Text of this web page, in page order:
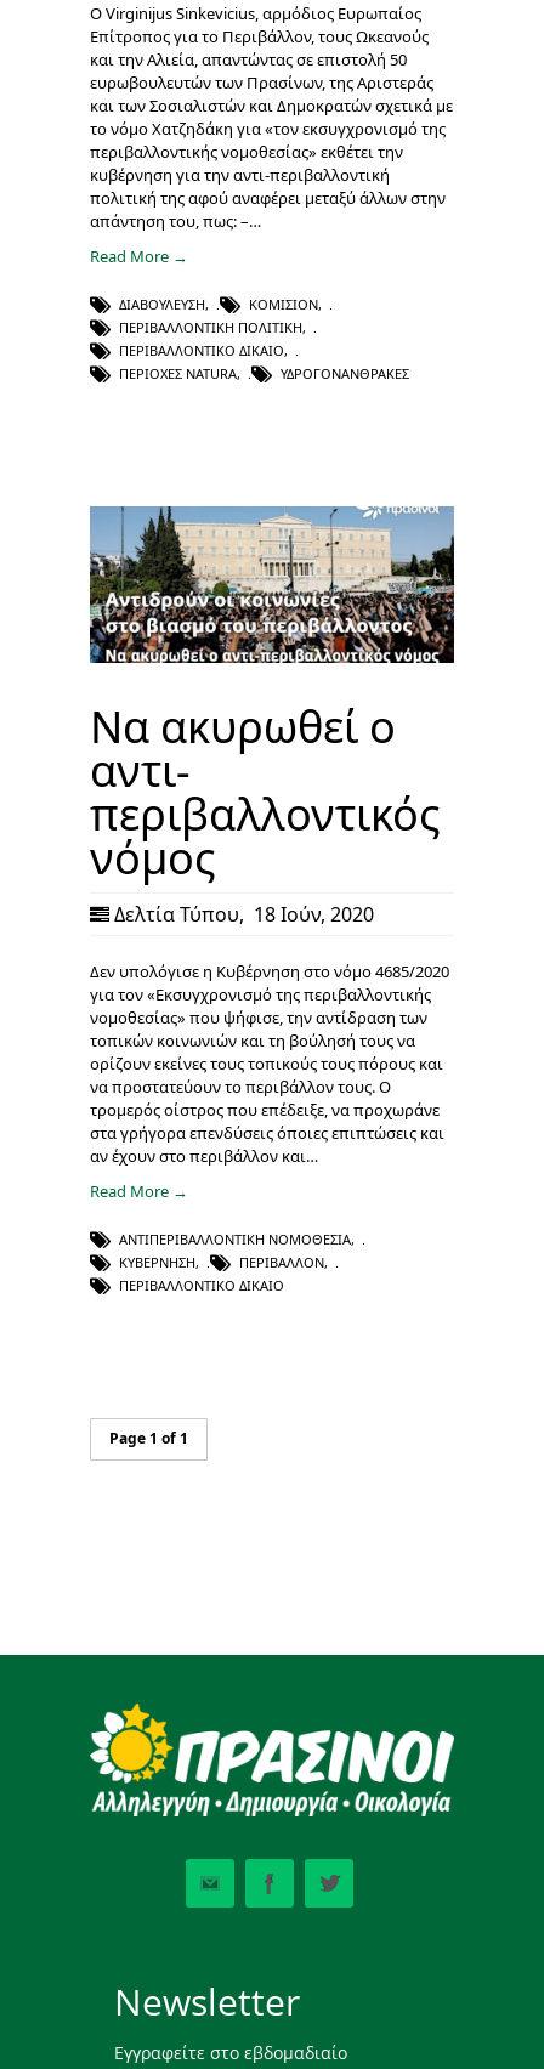
Ο Virginijus Sinkevicius, αρμόδιος Ευρωπαίος
Επίτροπος για το Περιβάλλον, τους Ωκεανούς
και την Αλιεία, απαντώντας σε επιστολή 50
ευρωβουλευτών των Πρασίνων, της Αριστεράς
και των Σοσιαλιστών και Δημοκρατών σχετικά με
το νόμο Χατζηδάκη για «τον εκσυγχρονισμό της
περιβαλλοντικής νομοθεσίας» εκθέτει την
κυβέρνηση για την αντι-περιβαλλοντική
πολιτική της αφού αναφέρει μεταξύ άλλων στην
απάντηση του, πως: –…
Read More →
ΔΙΑΒΟΎΛΕΥΣΗ, ΚΟΜΙΣΙΌΝ,
ΠΕΡΙΒΑΛΛΟΝΤΙΚΉ ΠΟΛΙΤΙΚΉ,
ΠΕΡΙΒΑΛΛΟΝΤΙΚΌ ΔΊΚΑΙΟ,
ΠΕΡΙΟΧΈΣ NATURA, ΥΔΡΟΓΟΝΆΝΘΡΑΚΕΣ
Να ακυρωθεί ο
αντι-
περιβαλλοντικός
νόμος
Δελτία Τύπου, 18 Ιούν, 2020
Δεν υπολόγισε η Κυβέρνηση στο νόμο 4685/2020
για τον «Εκσυγχρονισμό της περιβαλλοντικής
νομοθεσίας» που ψήφισε, την αντίδραση των
τοπικών κοινωνιών και τη βούλησή τους να
ορίζουν εκείνες τους τοπικούς τους πόρους και
να προστατεύουν το περιβάλλον τους. Ο
τρομερός οίστρος που επέδειξε, να προχωράνε
στα γρήγορα επενδύσεις όποιες επιπτώσεις και
αν έχουν στο περιβάλλον και…
Read More →
ΑΝΤΙΠΕΡΙΒΑΛΛΟΝΤΙΚΉ ΝΟΜΟΘΕΣΊΑ,
ΚΥΒΈΡΝΗΣΗ, ΠΕΡΙΒΆΛΛΟΝ,
ΠΕΡΙΒΑΛΛΟΝΤΙΚΌ ΔΊΚΑΙΟ
Page 1 of 1
Newsletter
Εγγραφείτε στο εβδομαδιαίο